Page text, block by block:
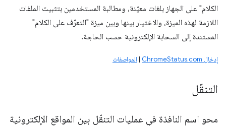
الكلام" على الجهاز بلغات معيّنة، ومطالبة المستخدمين بتثبيت الملفات
اللازمة لهذه الميزة، والاختيار بينها وبين ميزة "التعرّف على الكلام"
المستندة إلى السحابة الإلكترونية حسب الحاجة.
إدخال ChromeStatus.com |المواصفات
التنقّل
محو اسم النافذة في عمليات التنقّل بين المواقع الإلكترونية